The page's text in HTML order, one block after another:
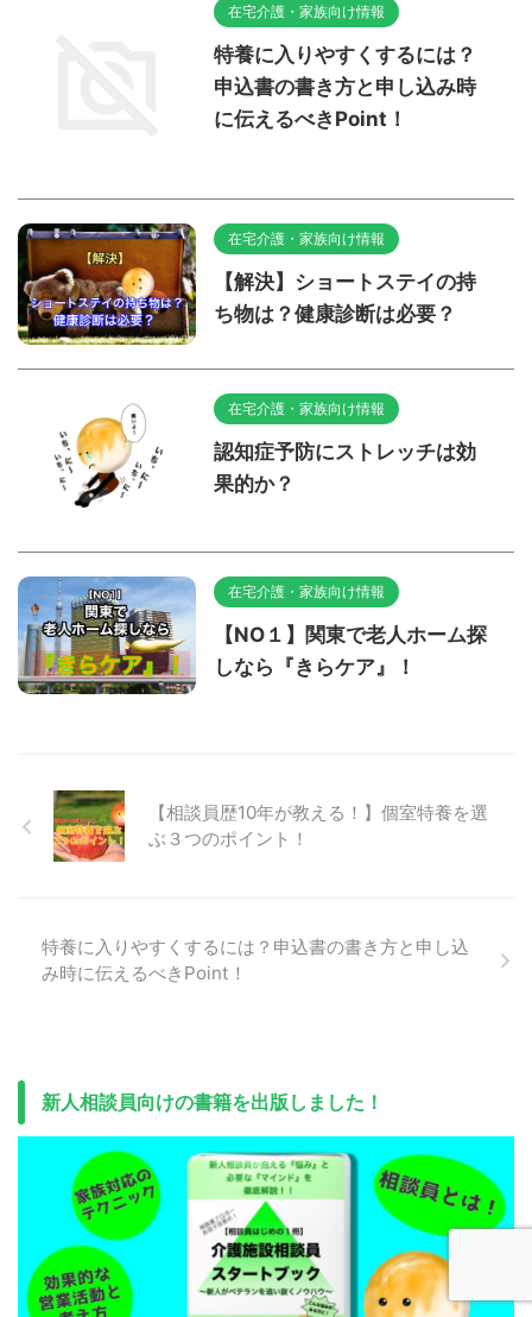
在宅介護・家族向け情報
特養に入りやすくするには？
申込書の書き方と申し込み時
に伝えるべきPoint！
在宅介護・家族向け情報
【解決】ショートステイの持
ち物は？健康診断は必要？
在宅介護・家族向け情報
認知症予防にストレッチは効
果的か？
在宅介護・家族向け情報
【NO１】関東で老人ホーム探
しなら『きらケア』！
【相談員歴10年が教える！】個室特養を選
ぶ３つのポイント！
特養に入りやすくするには？申込書の書き方と申し込
み時に伝えるべきPoint！
新人相談員向けの書籍を出版しました！